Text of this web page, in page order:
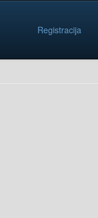
Registracija